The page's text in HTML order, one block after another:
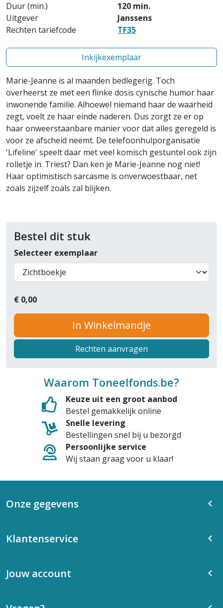
Duur (min.)
120 min.
Uitgever
Janssens
Rechten tariefcode
TF35
Inkijkexemplaar
Marie-Jeanne is al maanden bedlegerig. Toch
overheerst ze met een flinke dosis cynische humor haar
inwonende familie. Alhoewel niemand haar de waarheid
zegt, voelt ze haar einde naderen. Dus zorgt ze er op
haar onweerstaanbare manier voor dat alles geregeld is
voor ze afscheid neemt. De telefoonhulporganisatie
'Lifeline' speelt daar met veel komisch gestuntel ook zijn
rolletje in. Triest? Dan ken je Marie-Jeanne nog niet!
Haar optimistisch sarcasme is onverwoestbaar, net
zoals zijzelf zoals zal blijken.
Bestel dit stuk
Selecteer exemplaar
€ 0,00
In Winkelmandje
Rechten aanvragen
Waarom Toneelfonds.be?
Keuze uit een groot aanbod
Bestel gemakkelijk online
Snelle levering
Bestellingen snel bij u bezorgd
Persoonlijke service
Wij staan graag voor u klaar!
Onze gegevens
Klantenservice
Jouw account